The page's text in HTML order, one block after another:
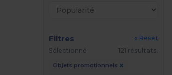
Filtres
« Reset
Sélectionné
121 résultats.
Objets promotionnels